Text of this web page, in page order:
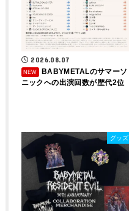
2026.08.07
BABYMETALのサマーソ
ニックへの出演回数が歴代2位
グッズ